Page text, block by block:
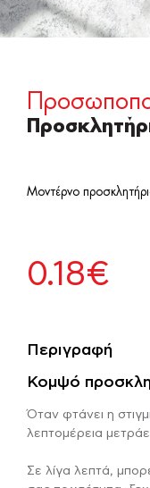
Μοντέρνο
0.18€
Περιγραφή
Κομψό
Όταν φτάνει η
λεπτομέρεια
Σε λίγα λεπτά,